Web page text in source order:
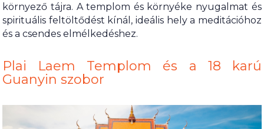
környező tájra. A templom és környéke nyugalmat és
spirituális feltöltődést kínál, ideális hely a meditációhoz
és a csendes elmélkedéshez.
Plai Laem Templom és a 18 karú
Guanyin szobor